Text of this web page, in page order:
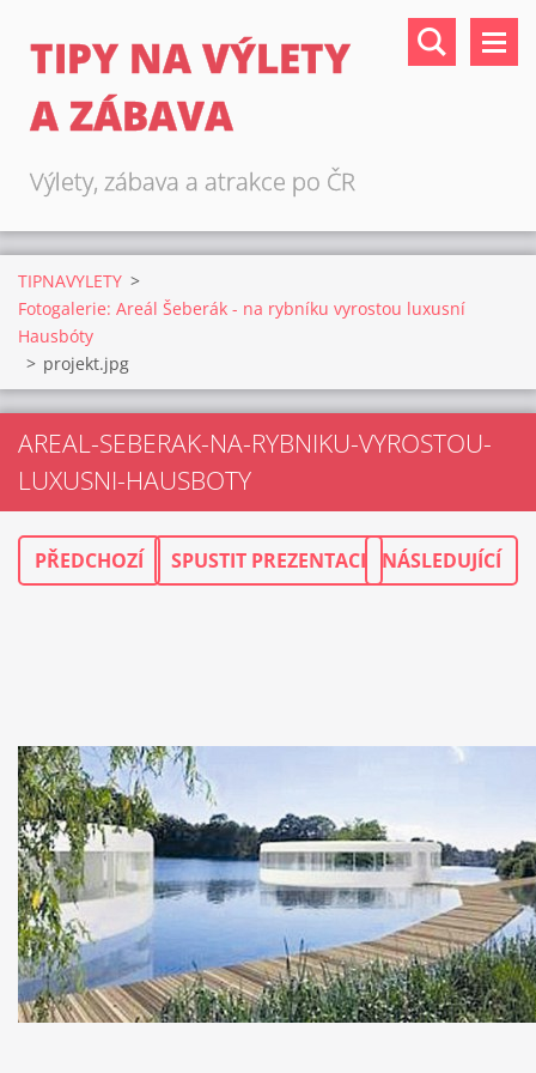
TIPY NA VÝLETY
A ZÁBAVA
Výlety, zábava a atrakce po ČR
TIPNAVYLETY >
Fotogalerie: Areál Šeberák - na rybníku vyrostou luxusní
Hausbóty
> projekt.jpg
AREAL-SEBERAK-NA-RYBNIKU-VYROSTOU-
LUXUSNI-HAUSBOTY
PŘEDCHOZÍ SPUSTIT PREZENTACI NÁSLEDUJÍCÍ